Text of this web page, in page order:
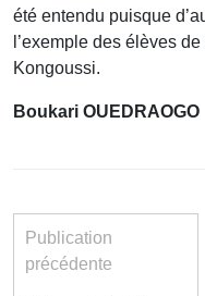
été entendu puisque
l’exemple des élèves de
Kongoussi.
Boukari OUEDRAOGO
Publication
précédente